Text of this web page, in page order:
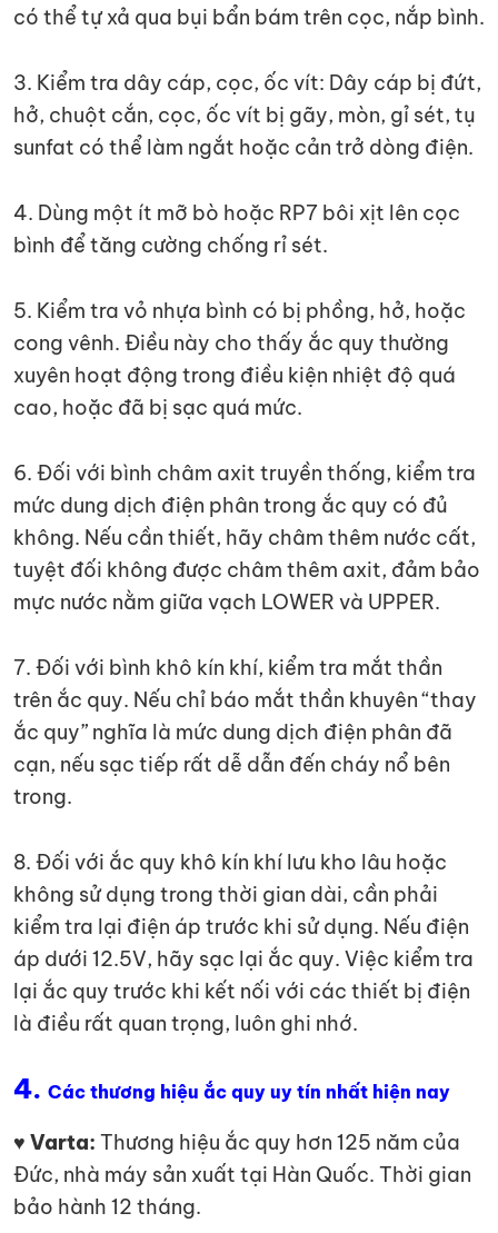
có thể tự xả qua bụi bẩn bám trên cọc, nắp bình.
3. Kiểm tra dây cáp, cọc, ốc vít: Dây cáp bị đứt,
hở, chuột cắn, cọc, ốc vít bị gãy, mòn, gỉ sét, tụ
sunfat có thể làm ngắt hoặc cản trở dòng điện.
4. Dùng một ít mỡ bò hoặc RP7 bôi xịt lên cọc
bình để tăng cường chống rỉ sét.
5. Kiểm tra vỏ nhựa bình có bị phồng, hở, hoặc
cong vênh. Điều này cho thấy ắc quy thường
xuyên hoạt động trong điều kiện nhiệt độ quá
cao, hoặc đã bị sạc quá mức.
6. Đối với bình châm axit truyền thống, kiểm tra
mức dung dịch điện phân trong ắc quy có đủ
không. Nếu cần thiết, hãy châm thêm nước cất,
tuyệt đối không được châm thêm axit, đảm bảo
mực nước nằm giữa vạch LOWER và UPPER.
7. Đối với bình khô kín khí, kiểm tra mắt thần
trên ắc quy. Nếu chỉ báo mắt thần khuyên “thay
ắc quy” nghĩa là mức dung dịch điện phân đã
cạn, nếu sạc tiếp rất dễ dẫn đến cháy nổ bên
trong.
8. Đối với ắc quy khô kín khí lưu kho lâu hoặc
không sử dụng trong thời gian dài, cần phải
kiểm tra lại điện áp trước khi sử dụng. Nếu điện
áp dưới 12.5V, hãy sạc lại ắc quy. Việc kiểm tra
lại ắc quy trước khi kết nối với các thiết bị điện
là điều rất quan trọng, luôn ghi nhớ.
4. Các thương hiệu ắc quy uy tín nhất hiện nay
♥ Varta: Thương hiệu ắc quy hơn 125 năm của
Đức, nhà máy sản xuất tại Hàn Quốc. Thời gian
bảo hành 12 tháng.